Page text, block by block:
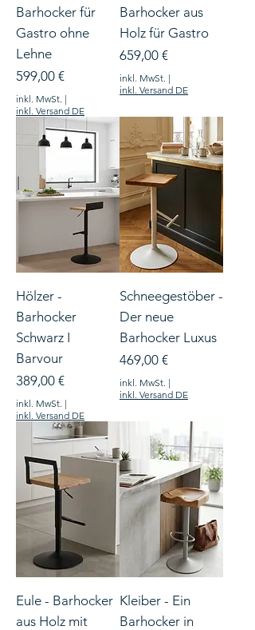
Barhocker für
Gastro ohne
Lehne
Preis
599,00 €
inkl. MwSt. |
inkl. Versand DE
Barhocker aus
Holz für Gastro
Preis
659,00 €
inkl. MwSt. |
inkl. Versand DE
Hölzer -
Barhocker
Schwarz I
Barvour
Preis
389,00 €
inkl. MwSt. |
inkl. Versand DE
Schneegestöber -
Der neue
Barhocker Luxus
Preis
469,00 €
inkl. MwSt. |
inkl. Versand DE
Eule - Barhocker
aus Holz mit
Kleiber - Ein
Barhocker in